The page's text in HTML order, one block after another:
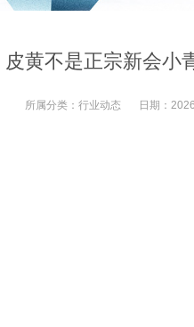
皮黄不是正宗新会小
所属分类： 行业动态 日期：